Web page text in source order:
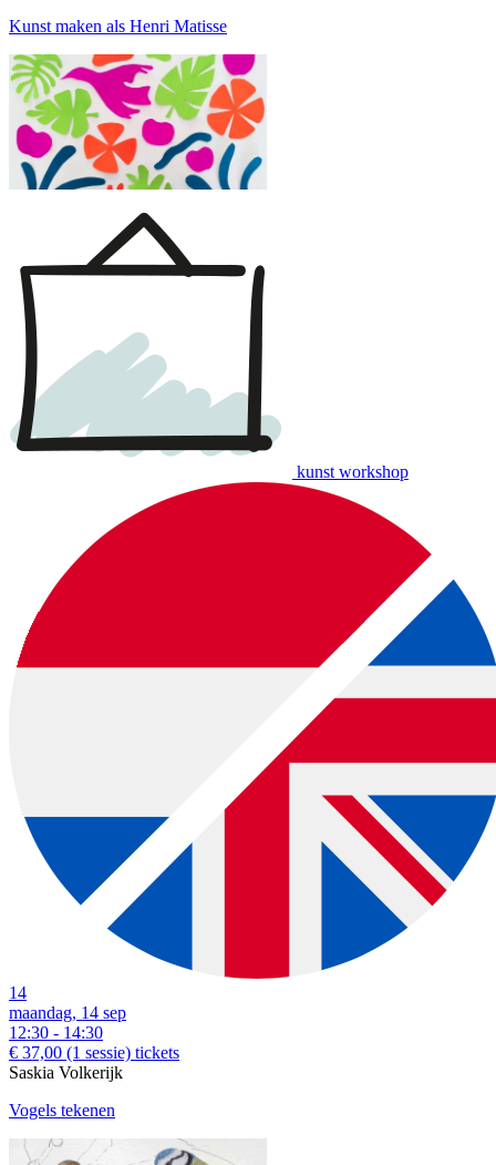
Kunst maken als Henri Matisse
kunst workshop
14
maandag, 14 sep
12:30 - 14:30
€ 37,00 (1 sessie) tickets
Saskia Volkerijk
Vogels tekenen